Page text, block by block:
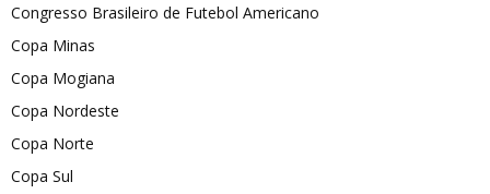
Congresso Brasileiro de Futebol Americano
Copa Minas
Copa Mogiana
Copa Nordeste
Copa Norte
Copa Sul